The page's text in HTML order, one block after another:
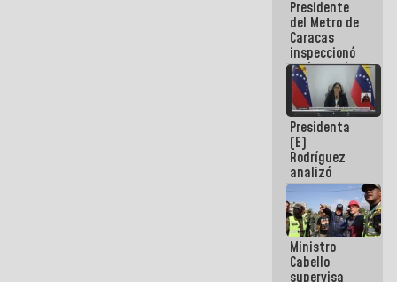
encuentro
presencial
para el
diálogo
Presidente
del Metro de
Caracas
inspeccionó
trabajos de
rehabilitación
y
modernización
de la vía
férrea
Presidenta
(E)
Rodríguez
analizó
junto a
gobernadores
planes de
recuperación
del Sistema
Eléctrico
Ministro
Cabello
supervisa